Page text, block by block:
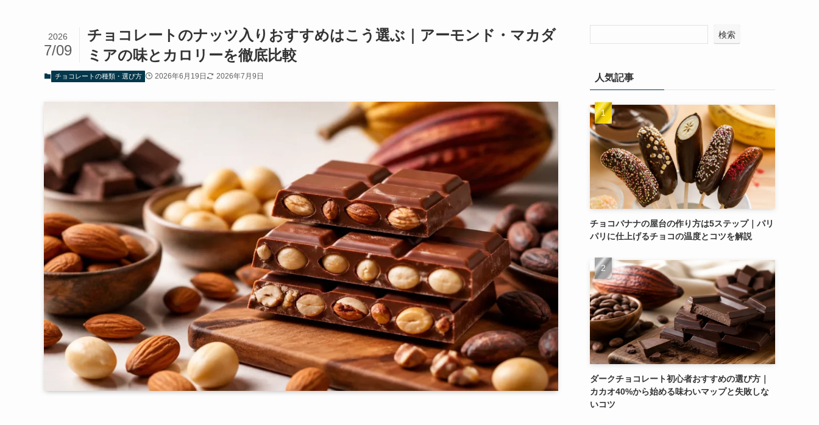
チョコレートのナッツ入りおすすめはこう選ぶ｜アーモンド・マカダ
ミアの味とカロリーを徹底比較
2026
7/09
チョコレートの種類・選び方 2026年6月19日 2026年7月9日
検索
人気記事
チョコバナナの屋台の作り方は5ステップ｜パリ
パリに仕上げるチョコの温度とコツを解説
ダークチョコレート初心者おすすめの選び方｜
カカオ40%から始める味わいマップと失敗しな
いコツ